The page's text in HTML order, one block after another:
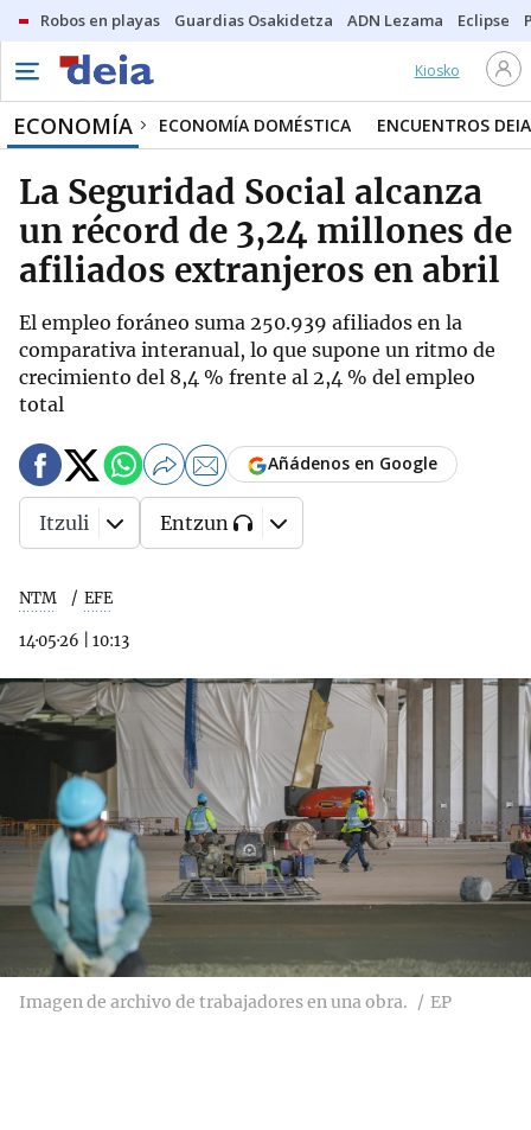
Robos en playas Guardias Osakidetza ADN Lezama Eclipse
Kiosko
ECONOMÍA ECONOMÍA DOMÉSTICA ENCUENTROS DEIA
La Seguridad Social alcanza
un récord de 3,24 millones de
afiliados extranjeros en abril
El empleo foráneo suma 250.939 afiliados en la
comparativa interanual, lo que supone un ritmo de
crecimiento del 8,4 % frente al 2,4 % del empleo
total
NTM EFE
14·05·26 10:13
Añádenos en Google
Itzuli Entzun
Imagen de archivo de trabajadores en una obra. EP